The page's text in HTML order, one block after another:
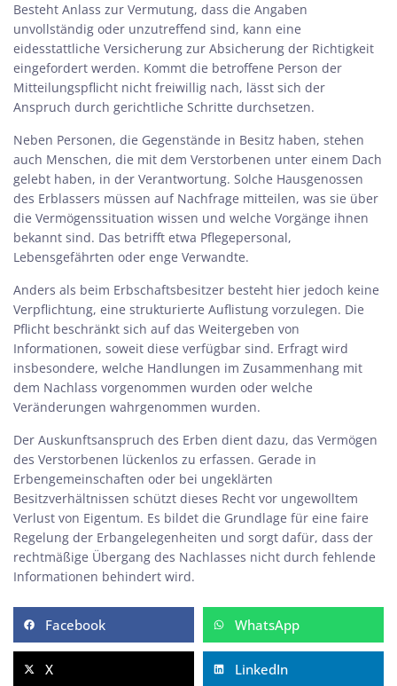
Besteht Anlass zur Vermutung, dass die Angaben
unvollständig oder unzutreffend sind, kann eine
eidesstattliche Versicherung zur Absicherung der Richtigkeit
eingefordert werden. Kommt die betroffene Person der
Mitteilungspflicht nicht freiwillig nach, lässt sich der
Anspruch durch gerichtliche Schritte durchsetzen.
Neben Personen, die Gegenstände in Besitz haben, stehen
auch Menschen, die mit dem Verstorbenen unter einem Dach
gelebt haben, in der Verantwortung. Solche Hausgenossen
des Erblassers müssen auf Nachfrage mitteilen, was sie über
die Vermögenssituation wissen und welche Vorgänge ihnen
bekannt sind. Das betrifft etwa Pflegepersonal,
Lebensgefährten oder enge Verwandte.
Anders als beim Erbschaftsbesitzer besteht hier jedoch keine
Verpflichtung, eine strukturierte Auflistung vorzulegen. Die
Pflicht beschränkt sich auf das Weitergeben von
Informationen, soweit diese verfügbar sind. Erfragt wird
insbesondere, welche Handlungen im Zusammenhang mit
dem Nachlass vorgenommen wurden oder welche
Veränderungen wahrgenommen wurden.
Der Auskunftsanspruch des Erben dient dazu, das Vermögen
des Verstorbenen lückenlos zu erfassen. Gerade in
Erbengemeinschaften oder bei ungeklärten
Besitzverhältnissen schützt dieses Recht vor ungewolltem
Verlust von Eigentum. Es bildet die Grundlage für eine faire
Regelung der Erbangelegenheiten und sorgt dafür, dass der
rechtmäßige Übergang des Nachlasses nicht durch fehlende
Informationen behindert wird.
Facebook WhatsApp
X LinkedIn